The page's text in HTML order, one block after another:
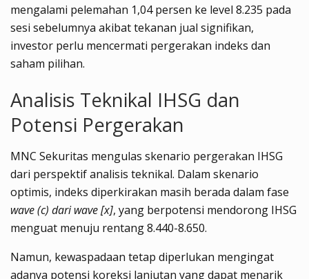
mengalami pelemahan 1,04 persen ke level 8.235 pada
sesi sebelumnya akibat tekanan jual signifikan,
investor perlu mencermati pergerakan indeks dan
saham pilihan.
Analisis Teknikal IHSG dan
Potensi Pergerakan
MNC Sekuritas mengulas skenario pergerakan IHSG
dari perspektif analisis teknikal. Dalam skenario
optimis, indeks diperkirakan masih berada dalam fase
wave (c) dari wave [x], yang berpotensi mendorong IHSG
menguat menuju rentang 8.440-8.650.
Namun, kewaspadaan tetap diperlukan mengingat
adanya potensi koreksi lanjutan yang dapat menarik